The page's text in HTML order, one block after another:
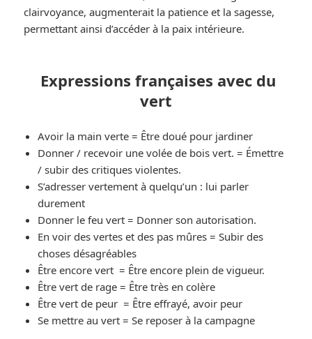
clairvoyance, augmenterait la patience et la sagesse,
permettant ainsi d’accéder à la paix intérieure.
Expressions françaises avec du
vert
Avoir la main verte = Être doué pour jardiner
Donner / recevoir une volée de bois vert. = Émettre
/ subir des critiques violentes.
S’adresser vertement à quelqu’un : lui parler
durement
Donner le feu vert = Donner son autorisation.
En voir des vertes et des pas mûres = Subir des
choses désagréables
Être encore vert = Être encore plein de vigueur.
Être vert de rage = Être très en colère
Être vert de peur = Être effrayé, avoir peur
Se mettre au vert = Se reposer à la campagne